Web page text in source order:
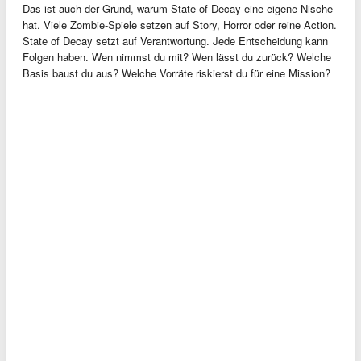
Das ist auch der Grund, warum State of Decay eine eigene Nische
hat. Viele Zombie-Spiele setzen auf Story, Horror oder reine Action.
State of Decay setzt auf Verantwortung. Jede Entscheidung kann
Folgen haben. Wen nimmst du mit? Wen lässt du zurück? Welche
Basis baust du aus? Welche Vorräte riskierst du für eine Mission?